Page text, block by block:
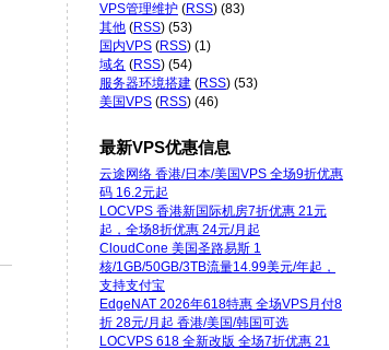
VPS管理维护 (RSS) (83)
其他 (RSS) (53)
国内VPS (RSS) (1)
域名 (RSS) (54)
服务器环境搭建 (RSS) (53)
美国VPS (RSS) (46)
最新VPS优惠信息
云途网络 香港/日本/美国VPS 全场9折优惠
码 16.2元起
LOCVPS 香港新国际机房7折优惠 21元
起，全场8折优惠 24元/月起
CloudCone 美国圣路易斯 1
核/1GB/50GB/3TB流量14.99美元/年起，
支持支付宝
EdgeNAT 2026年618特惠 全场VPS月付8
折 28元/月起 香港/美国/韩国可选
LOCVPS 618 全新改版 全场7折优惠 21